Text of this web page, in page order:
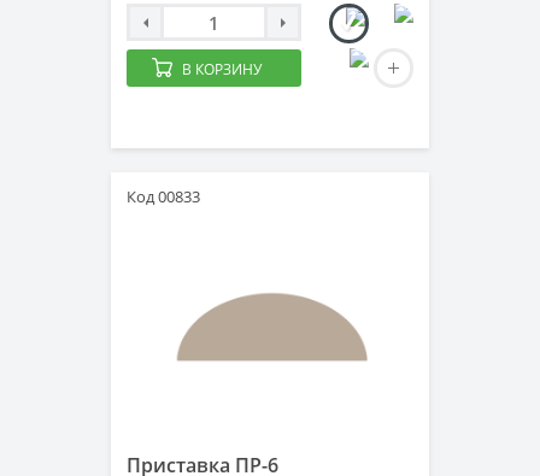
В КОРЗИНУ
Код 00833
Приставка ПР-6